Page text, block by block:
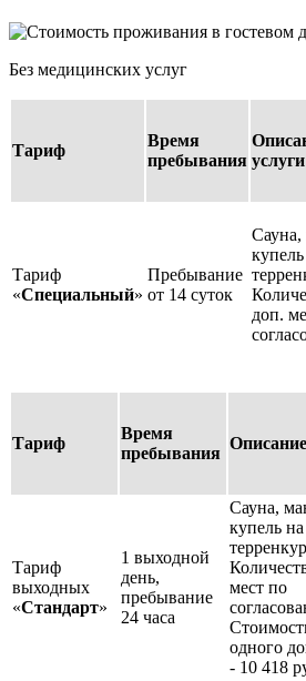
Без медицинских услуг
Тариф
Время
пребывания услуги
Тариф
«Специальный»
Пребывание
от 14 суток
Сауна,
купель
доп.
Тариф
Время
пребывания
Тариф
выходных
«Стандарт»
1 выходной
день,
пребывание
24 часа
Сауна,
купель на
мест по
одного
- 10 418